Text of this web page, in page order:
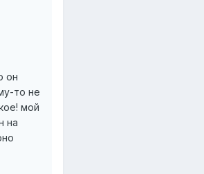
он
то не
мой
на